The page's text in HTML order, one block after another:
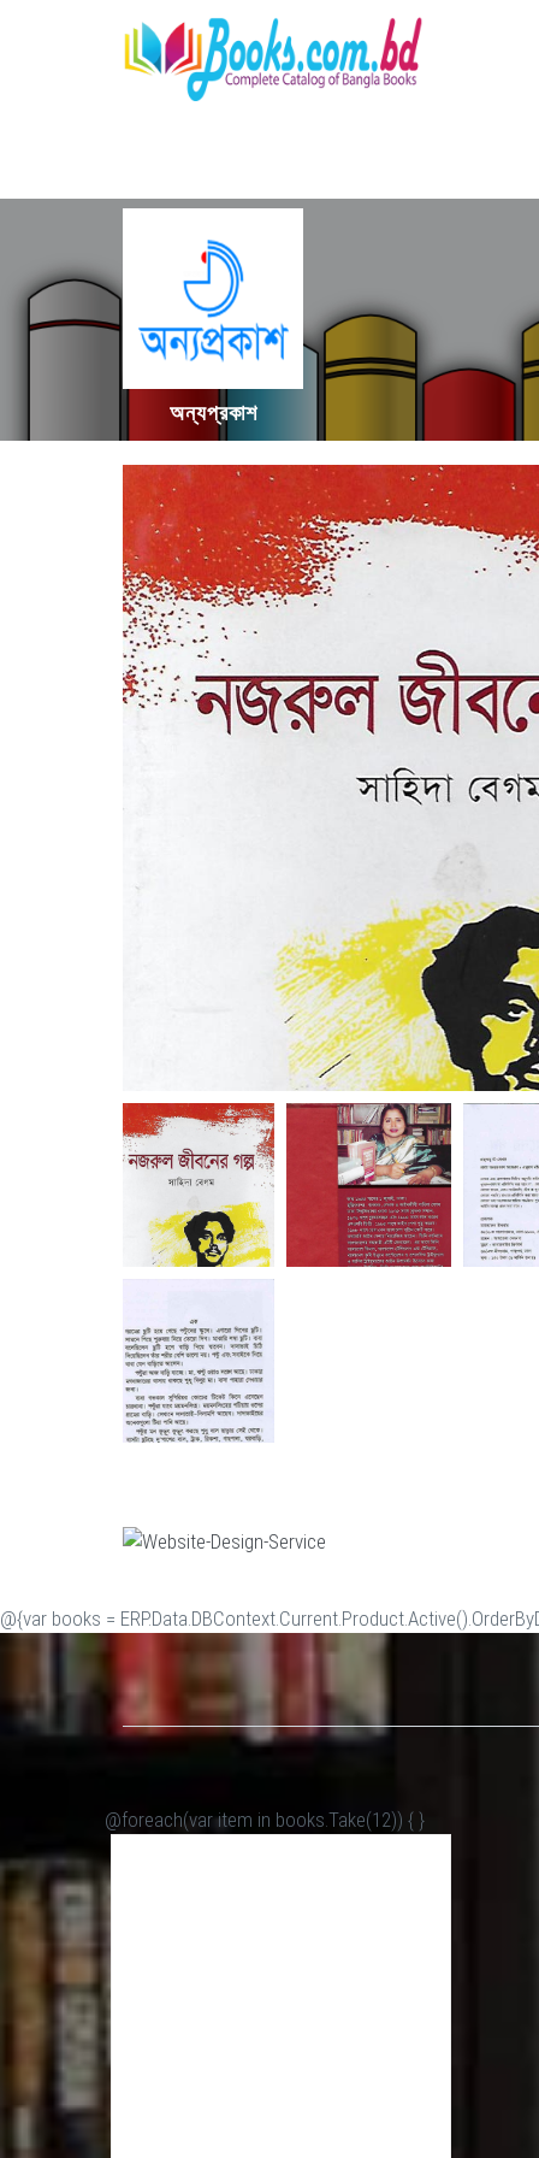
অন্যপ্রকাশ
@{var books =
@foreach(var item in books.Take(12)) { }